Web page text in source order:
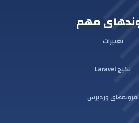
مهم
تغییرات
پکیج Laravel
افزونه‌های وردپرس